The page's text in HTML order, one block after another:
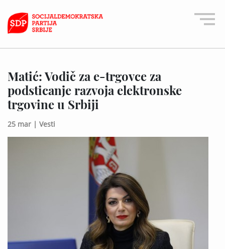
Matić: Vodič za e-trgovce za
podsticanje razvoja elektronske
trgovine u Srbiji
25 mar | Vesti